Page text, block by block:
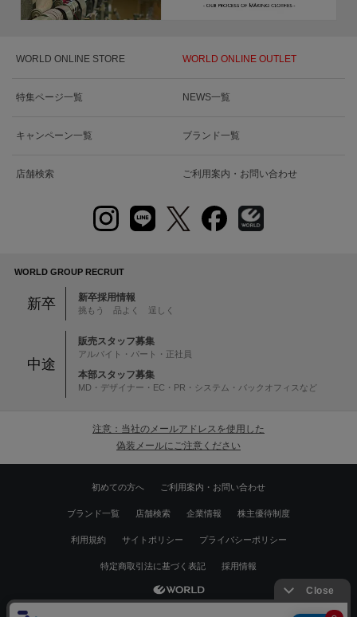
WORLD ONLINE STORE WORLD ONLINE OUTLET
特集ページ一覧 NEWS一覧
キャンペーン一覧 ブランド一覧
店舗検索 ご利用案内・お問い合わせ
WORLD GROUP RECRUIT
新卒 新卒採用情報
挑もう 品よく 逞しく
中途
販売スタッフ募集
アルバイト・パート・正社員
本部スタッフ募集
MD・デザイナー・EC・PR・システム・バックオフィスなど
注意：当社のメールアドレスを使用した
偽装メールにご注意ください
初めての方へ ご利用案内・お問い合わせ
ブランド一覧 店舗検索 企業情報 株主優待制度
利用規約 サイトポリシー プライバシーポリシー
特定商取引法に基づく表記 採用情報